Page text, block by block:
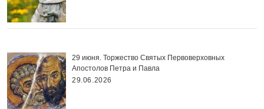
29 июня. Торжество Святых Первоверховных
Апостолов Петра и Павла
29.06.2026